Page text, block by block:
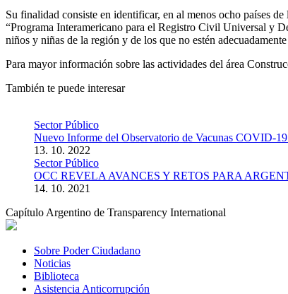
Su finalidad consiste en identificar, en al menos ocho países
“Programa Interamericano para el Registro Civil Universal y
niños y niñas de la región y de los que no estén
Para mayor información sobre las actividades del área
También te puede interesar
Sector Público
Nuevo Informe del Observatorio de Vacunas COVID-
13. 10. 2022
Sector Público
OCC REVELA AVANCES Y RETOS PARA
14. 10. 2021
Capítulo Argentino de Transparency International
Sobre Poder Ciudadano
Noticias
Biblioteca
Asistencia Anticorrupción